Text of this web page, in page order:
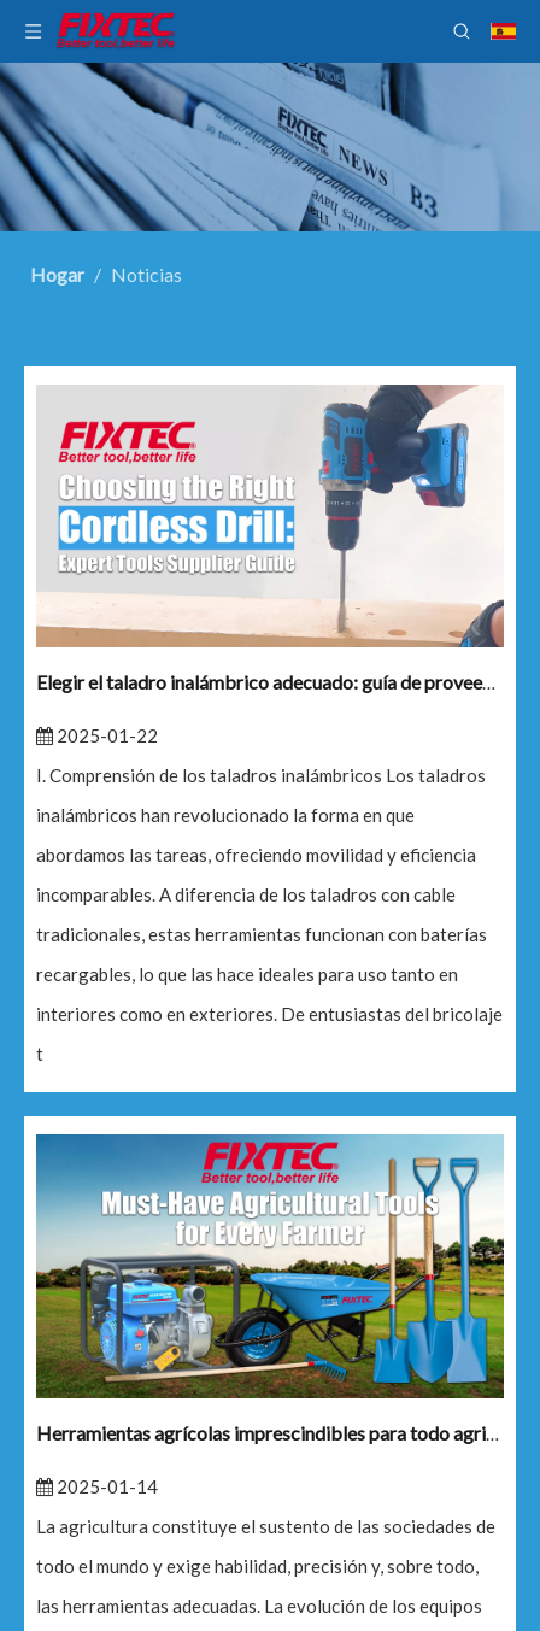
Hogar / Noticias
Elegir el taladro inalámbrico adecuado: guía de proveedores de herramientas expertas
2025-01-22
I. Comprensión de los taladros inalámbricos Los taladros
inalámbricos han revolucionado la forma en que
abordamos las tareas, ofreciendo movilidad y eficiencia
incomparables. A diferencia de los taladros con cable
tradicionales, estas herramientas funcionan con baterías
recargables, lo que las hace ideales para uso tanto en
interiores como en exteriores. De entusiastas del bricolaje
t
2025-01-14
La agricultura constituye el sustento de las sociedades de
todo el mundo y exige habilidad, precisión y, sobre todo,
las herramientas adecuadas. La evolución de los equipos